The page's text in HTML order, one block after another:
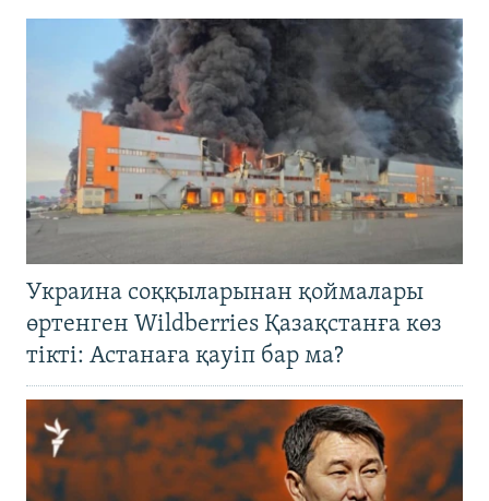
Украина соққыларынан қоймалары
өртенген Wildberries Қазақстанға көз
тікті: Астанаға қауіп бар ма?